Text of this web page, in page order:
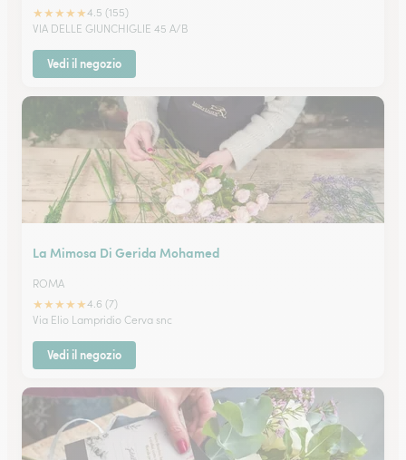
★★★★★4.5 (155)
VIA DELLE GIUNCHIGLIE 45 A/B
Vedi il negozio
La Mimosa Di Gerida Mohamed
ROMA
★★★★★4.6 (7)
Via Elio Lampridio Cerva snc
Vedi il negozio